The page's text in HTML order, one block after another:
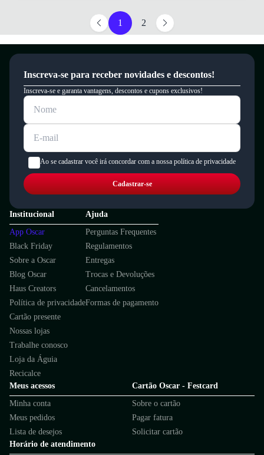
1 2
Inscreva-se para receber novidades e descontos!
Inscreva-se e garanta vantagens, descontos e cupons exclusivos!
Ao se cadastrar você irá concordar com a nossa política de privacidade
Cadastrar-se
Institucional
App Oscar
Black Friday
Sobre a Oscar
Blog Oscar
Haus Creators
Política de privacidade
Cartão presente
Nossas lojas
Trabalhe conosco
Loja da Águia
Recicalce
Ajuda
Perguntas Frequentes
Regulamentos
Entregas
Trocas e Devoluções
Cancelamentos
Formas de pagamento
Meus acessos
Minha conta
Meus pedidos
Lista de desejos
Cartão Oscar - Festcard
Sobre o cartão
Pagar fatura
Solicitar cartão
Horário de atendimento